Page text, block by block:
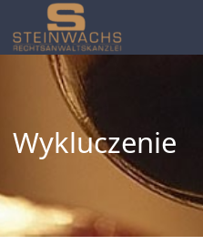
Wykluczenie